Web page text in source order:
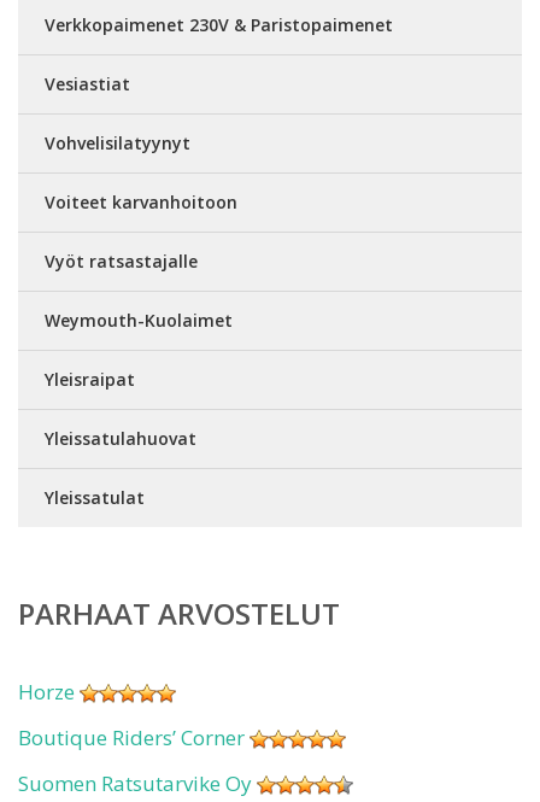
Verkkopaimenet 230V & Paristopaimenet
Vesiastiat
Vohvelisilatyynyt
Voiteet karvanhoitoon
Vyöt ratsastajalle
Weymouth-Kuolaimet
Yleisraipat
Yleissatulahuovat
Yleissatulat
PARHAAT ARVOSTELUT
Horze
Boutique Riders’ Corner
Suomen Ratsutarvike Oy